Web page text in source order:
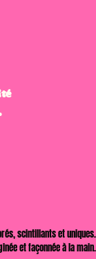
scintillants et uniques.
et façonnée à la main.